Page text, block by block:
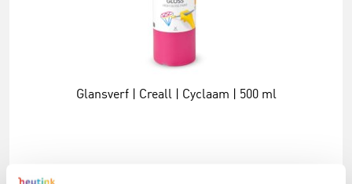
Glansverf | Creall | Cyclaam | 500 ml